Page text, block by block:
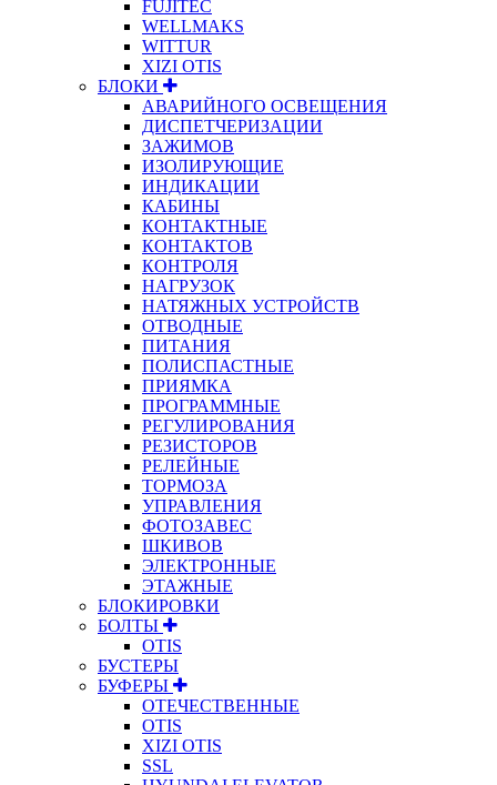
FUJITEC
WELLMAKS
WITTUR
XIZI OTIS
БЛОКИ
АВАРИЙНОГО ОСВЕЩЕНИЯ
ДИСПЕТЧЕРИЗАЦИИ
ЗАЖИМОВ
ИЗОЛИРУЮЩИЕ
ИНДИКАЦИИ
КАБИНЫ
КОНТАКТНЫЕ
КОНТАКТОВ
КОНТРОЛЯ
НАГРУЗОК
НАТЯЖНЫХ УСТРОЙСТВ
ОТВОДНЫЕ
ПИТАНИЯ
ПОЛИСПАСТНЫЕ
ПРИЯМКА
ПРОГРАММНЫЕ
РЕГУЛИРОВАНИЯ
РЕЗИСТОРОВ
РЕЛЕЙНЫЕ
ТОРМОЗА
УПРАВЛЕНИЯ
ФОТОЗАВЕС
ШКИВОВ
ЭЛЕКТРОННЫЕ
ЭТАЖНЫЕ
БЛОКИРОВКИ
БОЛТЫ
OTIS
БУСТЕРЫ
БУФЕРЫ
ОТЕЧЕСТВЕННЫЕ
OTIS
XIZI OTIS
SSL